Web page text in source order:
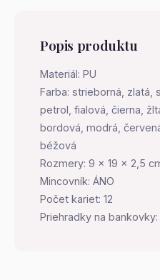
Popis produktu
Materiál: PU
Farba: strieborná, zlatá,
petrol, fialová, čierna,
bordová, modrá,
béžová
Rozmery: 9 x 19 x 2,5
Mincovník: ÁNO
Počet kariet: 12
Priehradky na bankovky: